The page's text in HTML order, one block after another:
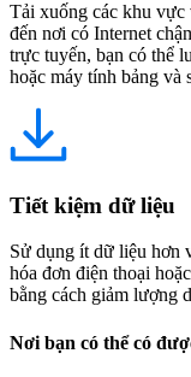
Tải xuống các khu vực
đến nơi có Internet
trực tuyến, bạn có thể
hoặc máy tính bảng và
Tiết kiệm dữ liệu
Sử dụng ít dữ liệu hơn
hóa đơn điện thoại
bằng cách giảm lượng
Nơi bạn có thể có